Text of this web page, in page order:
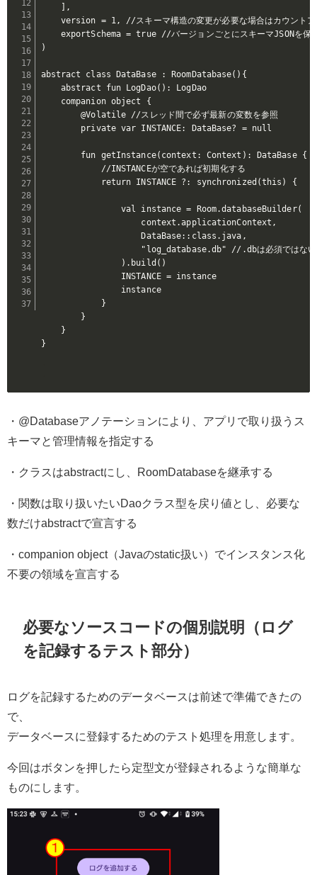
    ],
version = 1, //スキーマ構造の変更が必要な場合はカウントア
exportSchema = true //バージョンごとにスキーマJSONを保
)
abstract class DataBase : RoomDatabase(){
    abstract fun LogDao(): LogDao
    companion object {
        @Volatile //スレッド間で必ず最新の変数を参照
        private var INSTANCE: DataBase? = null
        fun getInstance(context: Context): DataBase {
            //INSTANCEが空であれば初期化する
            return INSTANCE ?: synchronized(this) {
                val instance = Room.databaseBuilder(
                    context.applicationContext,
                    DataBase::class.java,
                    "log_database.db" //.dbは必須ではない
                ).build()
                INSTANCE = instance
                instance
            }
        }
    }
}
・@Databaseアノテーションにより、アプリで取り扱うス
キーマと管理情報を指定する
・クラスはabstractにし、RoomDatabaseを継承する
・関数は取り扱いたいDaoクラス型を戻り値とし、必要な
数だけabstractで宣言する
・companion object（Javaのstatic扱い）でインスタンス化
不要の領域を宣言する
必要なソースコードの個別説明（ログ
を記録するテスト部分）
ログを記録するためのデータベースは前述で準備できたの
で、
データベースに登録するためのテスト処理を用意します。
今回はボタンを押したら定型文が登録されるような簡単な
ものにします。